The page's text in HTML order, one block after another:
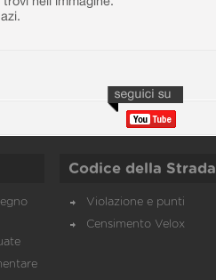
Codice della Strada
Violazione e punti
Censimento Velox